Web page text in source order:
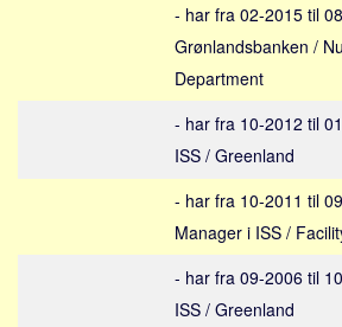
Social sikring og sundhed
- har fra 02-2015 til
Grønlandsbanken /
Department
- har fra 10-2012 til
ISS / Greenland
- har fra 10-2011 til
Manager i ISS /
- har fra 09-2006 til
ISS / Greenland